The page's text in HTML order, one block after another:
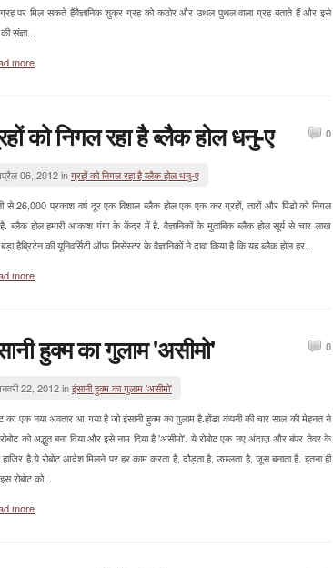
पर मिल सकते हैंवैज्ञानिक शुक्र ग्रह को कठोर और उथल पुथल वाला ग्रह बताते हैं और इसे
संज्ञा...
more
को निगल रहा है ब्लैक होल धनु-ए 0
06, 2012 inग्रहों को निगल रहा है ब्लैक होल धनु-ए
से 26,000 प्रकाश वर्ष दूर एक विशाल ब्लैक होल एक एक कर ग्रहों, तारों और पिंडो को निगल
है. ब्लैक होल हमारी आकाश गंगा के केंद्र में है. वैज्ञानिकों के मुताबिक ब्लैक होल सूर्य से चार लाख
हैब्रिटेन की यूनिवर्सिटी ऑफ लिसेस्टर के वैज्ञानिकों ने दावा किया है कि यह ब्लैक होल हर...
more
हुक्म का गुलाम 'असीमो' 0
22, 2012 inइंसानी हुक्म का गुलाम 'असीमो'
का एक नया अवतार आ गया है जो इंसानी हुक्म का गुलाम है.होंडा कंपनी की चार साल की मेहनत ने
को अद्भुत बना दिया और इसे नाम दिया है 'असीमो'. ये रोबोट एक नए अंदाज़ और बंपर तेवर के
है.ये रोबोट आदेश मिलने पर हर काम करता है, दौड़ता है, उछलता है, जूस बनाता है. इतना ही
रोबोट को...
more